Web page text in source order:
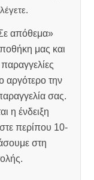
απόθεμα»
μας και
παραγγελίες
αργότερο την
σας.
η ένδειξη
περίπου 10-
στη